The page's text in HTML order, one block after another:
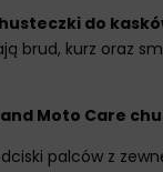
do
brud, kurz oraz
Moto Care
palców z